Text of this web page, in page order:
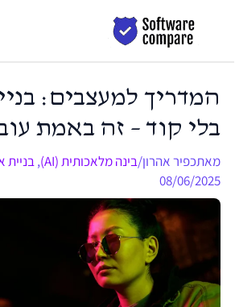
המדריך למעצבים:
בלי קוד – זה באמת
מאתכפיר אהרון/בינה מלאכותית (AI) ,בניית
08/06/2025